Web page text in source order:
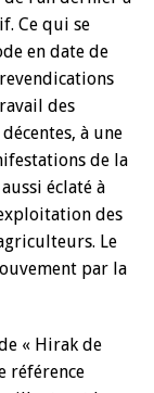
Ce qui se
en date de
des
à une
de la
éclaté à
des
Le
par la
« Hirak de
référence